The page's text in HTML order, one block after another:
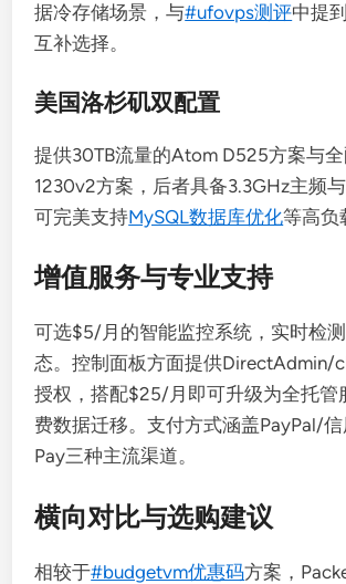
据冷存储场景，与#ufovps测评中提
互补选择。
美国洛杉矶双配置
提供30TB流量的Atom D525方案与
1230v2方案，后者具备3.3GHz主频与
可完美支持MySQL数据库优化等高负
增值服务与专业支持
可选$5/月的智能监控系统，实时检
态。控制面板方面提供DirectAdmin/
授权，搭配$25/月即可升级为全托管
费数据迁移。支付方式涵盖PayPal/
Pay三种主流渠道。
横向对比与选购建议
相较于#budgetvm优惠码方案，